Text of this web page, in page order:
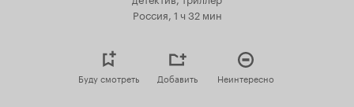
Россия, 1 ч 32 мин
Буду смотреть Добавить Неинтересно